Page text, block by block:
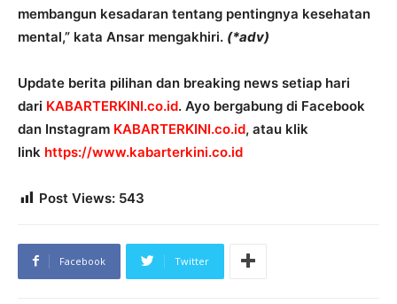
membangun kesadaran tentang pentingnya kesehatan
mental,” kata Ansar mengakhiri. (*adv)
Update berita pilihan dan breaking news setiap hari
dari KABARTERKINI.co.id. Ayo bergabung di Facebook
dan Instagram KABARTERKINI.co.id, atau klik
link https://www.kabarterkini.co.id
Post Views: 543
Facebook Twitter